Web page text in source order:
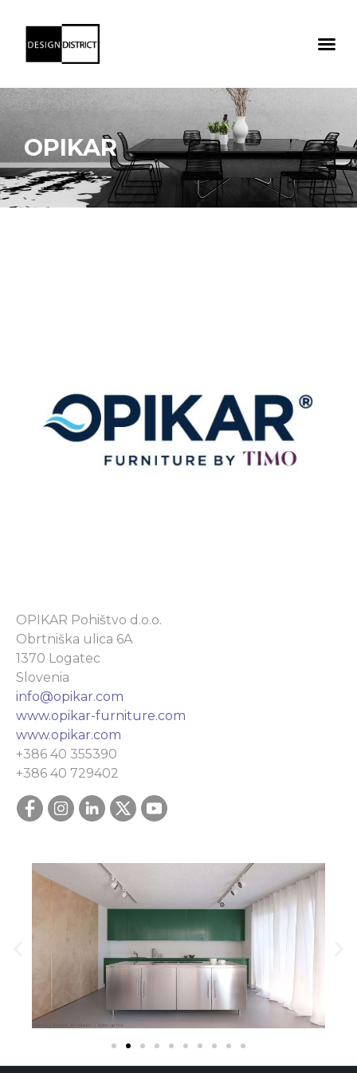
OPIKAR
OPIKAR Pohištvo d.o.o.
Obrtniška ulica 6A
1370 Logatec
Slovenia
info@opikar.com
www.opikar-furniture.com
www.opikar.com
+386 40 355390
+386 40 729402